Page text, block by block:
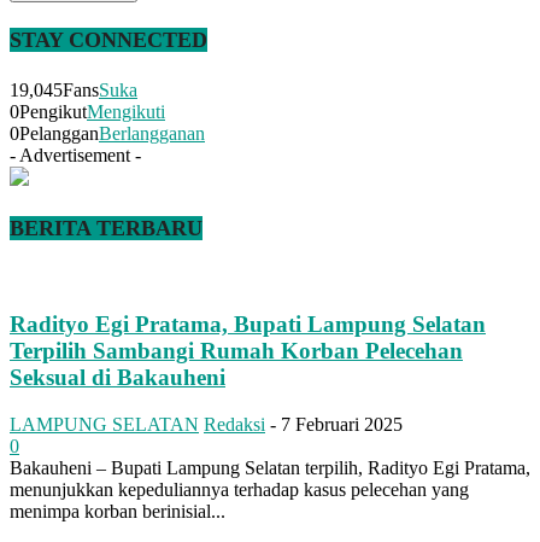
STAY CONNECTED
19,045FansSuka
0PengikutMengikuti
0PelangganBerlangganan
- Advertisement -
BERITA TERBARU
Radityo Egi Pratama, Bupati Lampung Selatan
Terpilih Sambangi Rumah Korban Pelecehan
Seksual di Bakauheni
LAMPUNG SELATAN Redaksi - 7 Februari 2025
0
Bakauheni – Bupati Lampung Selatan terpilih, Radityo Egi Pratama,
menunjukkan kepeduliannya terhadap kasus pelecehan yang
menimpa korban berinisial...